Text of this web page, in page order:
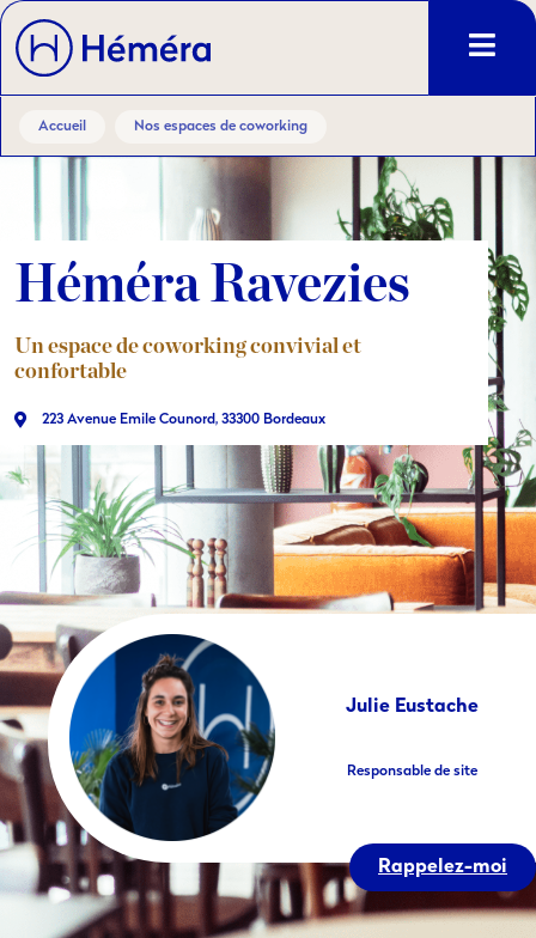
Accueil Nos espaces de coworking
Héméra Ravezies
Un espace de coworking convivial et
confortable
223 Avenue Emile Counord, 33300 Bordeaux
Julie Eustache
Responsable de site
Rappelez-moi